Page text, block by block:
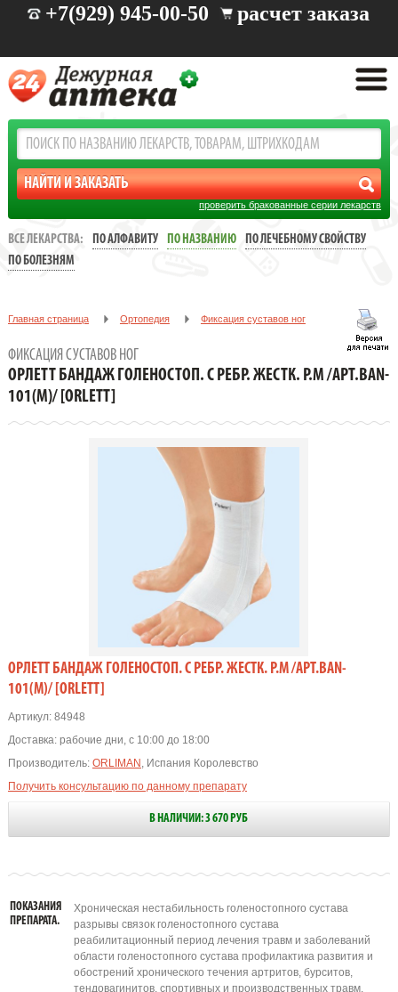
+7(929) 945-00-50 расчет заказа
проверить бракованные серии лекарств
ВСЕ ЛЕКАРСТВА: ПО АЛФАВИТУ ПО НАЗВАНИЮ
ПО ЛЕЧЕБНОМУ СВОЙСТВУ
ПО БОЛЕЗНЯМ
Главная страница Ортопедия Фиксация суставов ног
101(M)/ [ORLETT]
ФИКСАЦИЯ СУСТАВОВ НОГ
ОРЛЕТТ БАНДАЖ ГОЛЕНОСТОП. С РЕБР. ЖЕСТК. Р.M /АРТ.BAN-
101(M)/ [ORLETT]
ОРЛЕТТ БАНДАЖ ГОЛЕНОСТОП. С РЕБР. ЖЕСТК. Р.M /АРТ.BAN-
101(M)/ [ORLETT]
Артикул:84948
Доставка: рабочие дни, с 10:00 до 18:00
Производитель: ORLIMAN , Испания Королевство
Получить консультацию по данному препарату
В НАЛИЧИИ: 3 670 РУБ
ПОКАЗАНИЯ
ПРЕПАРАТА.
Хроническая нестабильность голеностопного сустава
разрывы связок голеностопного сустава
реабилитационный период лечения травм и заболеваний
области голеностопного сустава профилактика развития и
обострений хронического течения артритов, бурситов,
тендовагинитов, спортивных и производственных травм.